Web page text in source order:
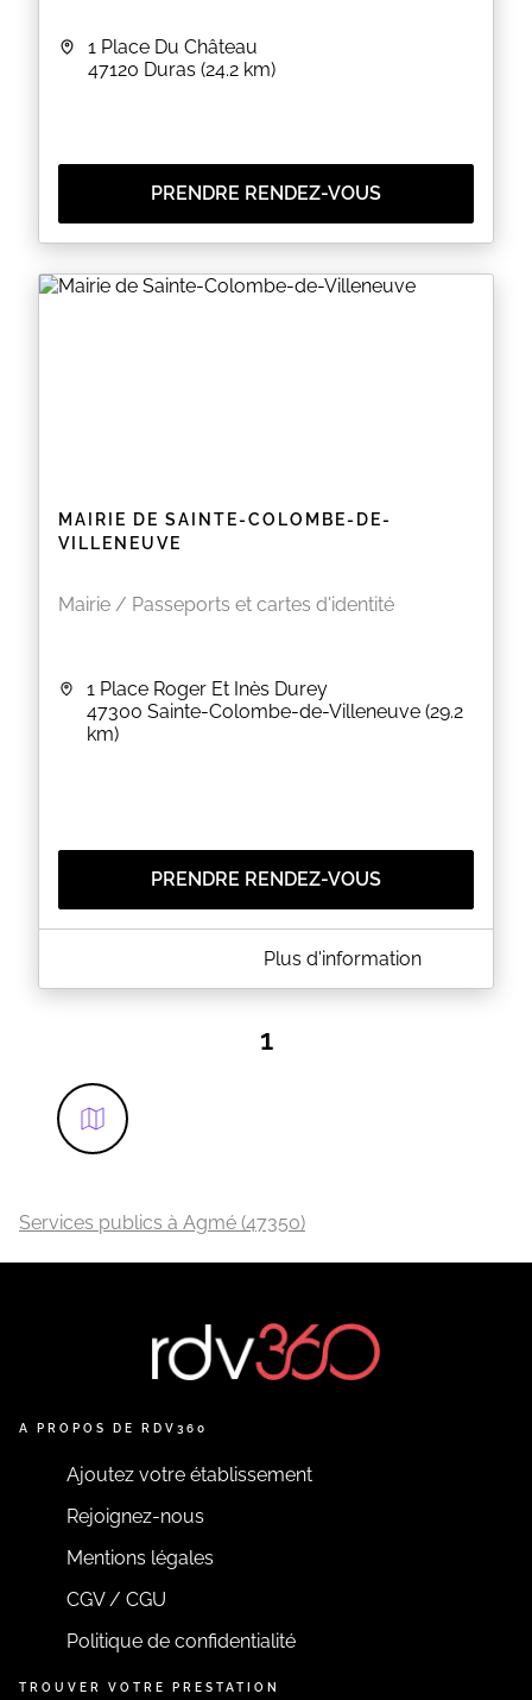
1 Place Du Château
47120 Duras (24.2 km)
PRENDRE RENDEZ-VOUS
MAIRIE DE SAINTE-COLOMBE-DE-
VILLENEUVE
Mairie / Passeports et cartes d'identité
1 Place Roger Et Inès Durey
47300Sainte-Colombe-de-Villeneuve (29.2
km)
PRENDRE RENDEZ-VOUS
A PROPOS DE MAIRIE DE SAINTE-COLOMBE-DE-
pour pouvoir faire vos photos sur place.
Plus d'information
1
Services publics à Agmé (47350)
A PROPOS DE RDV360
Ajoutez votre établissement
Rejoignez-nous
Mentions légales
CGV / CGU
Politique de confidentialité
TROUVER VOTRE PRESTATION